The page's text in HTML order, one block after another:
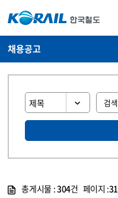
채용공고
총게시물 :304건 페이지 :31